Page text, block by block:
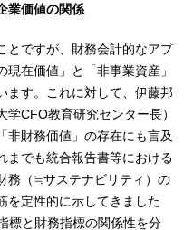
業価値の関係
とですが、財務会計的なアプ
在価値」と「非事業資産」
ます。これに対して、伊藤邦
CFO教育研究センター長）
非財務価値」の存在にも言及
までも統合報告書等における
務（≒サステナビリティ）の
を定性的に示してきました
標と財務指標の関係性を分